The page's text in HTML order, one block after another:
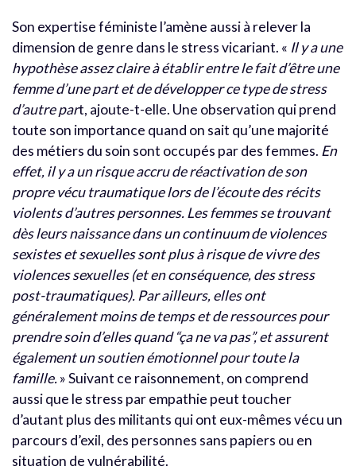
Son expertise féministe l’amène aussi à relever la
dimension de genre dans le stress vicariant. « Il y a une
hypothèse assez claire à établir entre le fait d’être une
femme d’une part et de développer ce type de stress
d’autre part, ajoute-t-elle. Une observation qui prend
toute son importance quand on sait qu’une majorité
des métiers du soin sont occupés par des femmes. En
effet, il y a un risque accru de réactivation de son
propre vécu traumatique lors de l’écoute des récits
violents d’autres personnes. Les femmes se trouvant
dès leurs naissance dans un continuum de violences
sexistes et sexuelles sont plus à risque de vivre des
violences sexuelles (et en conséquence, des stress
post-traumatiques). Par ailleurs, elles ont
généralement moins de temps et de ressources pour
prendre soin d’elles quand “ça ne va pas”, et assurent
également un soutien émotionnel pour toute la
famille.» Suivant ce raisonnement, on comprend
aussique le stress par empathie peut toucher
d’autant plus des militants qui ont eux-mêmes vécu un
parcours d’exil, des personnes sans papiers ou en
situation de vulnérabilité.